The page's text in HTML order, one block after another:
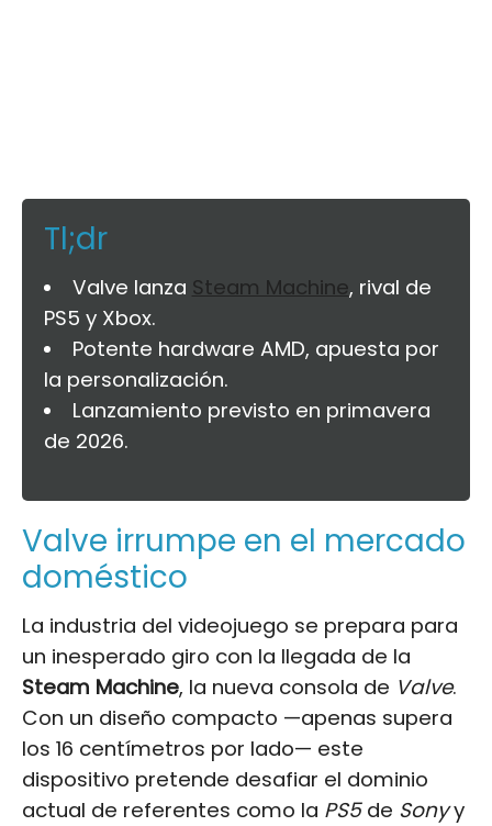
Tl;dr
Valve lanza Steam Machine, rival de
PS5 y Xbox.
Potente hardware AMD, apuesta por
la personalización.
Lanzamiento previsto en primavera
de 2026.
Valve irrumpe en el mercado
doméstico
La industria del videojuego se prepara para
un inesperado giro con la llegada de la
Steam Machine, la nueva consola de Valve.
Con un diseño compacto —apenas supera
los 16 centímetros por lado— este
dispositivo pretende desafiar el dominio
actual de referentes como la PS5de Sonyy